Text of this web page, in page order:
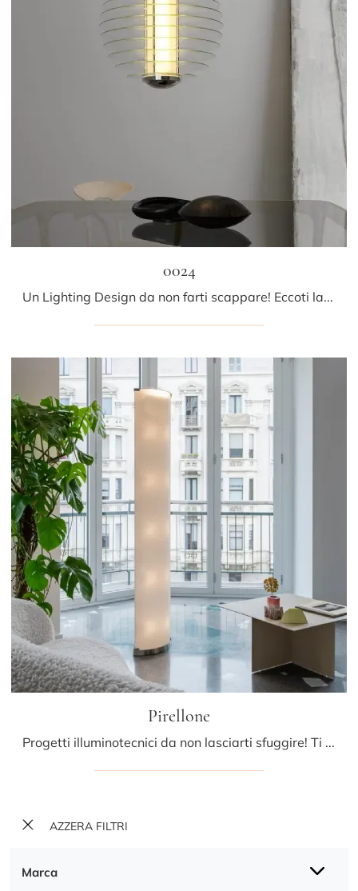
AZZERA FILTRI
Marca
0024
Un Lighting Design da non farti scappare! Eccoti la lampada a sospensione 0024 di Fontana Arte.
Pirellone
Progetti illuminotecnici da non lasciarti sfuggire! Ti presentiamo la lampada da terra Pirellone di Fontana Arte.